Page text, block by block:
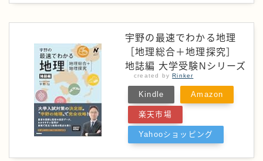
宇野の最速でわかる地理
［地理総合＋地理探究］
地誌編 大学受験Nシリーズ
created byRinker
Kindle Amazon
楽天市場
Yahooショッピング